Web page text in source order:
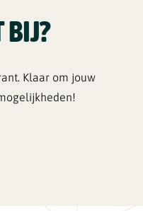
BIJ?
Klaar om jouw